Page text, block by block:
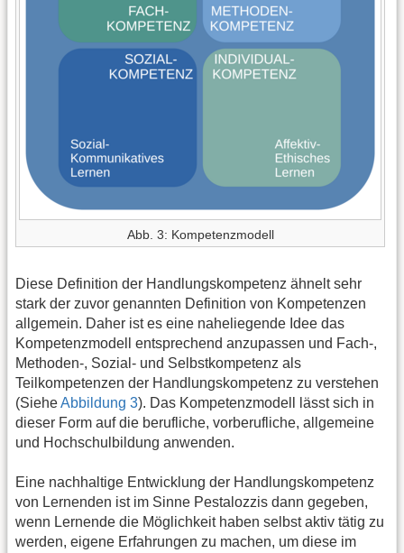
Abb. 3: Kompetenzmodell
Diese Definition der Handlungskompetenz ähnelt sehr
stark der zuvor genannten Definition von Kompetenzen
allgemein. Daher ist es eine naheliegende Idee das
Kompetenzmodell entsprechend anzupassen und Fach-,
Methoden-, Sozial- und Selbstkompetenz als
Teilkompetenzen der Handlungskompetenz zu verstehen
(SieheAbbildung 3). Das Kompetenzmodell lässt sich in
dieser Form auf die berufliche, vorberufliche, allgemeine
und Hochschulbildung anwenden.
Eine nachhaltige Entwicklung der Handlungskompetenz
von Lernenden ist im Sinne Pestalozzis dann gegeben,
wenn Lernende die Möglichkeit haben selbst aktiv tätig zu
werden, eigene Erfahrungen zu machen, um diese im